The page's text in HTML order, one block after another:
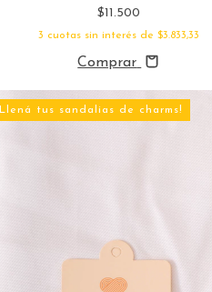
$11.500
3 cuotas sin interés de $3.833,33
Comprar
Llená tus sandalias de charms!